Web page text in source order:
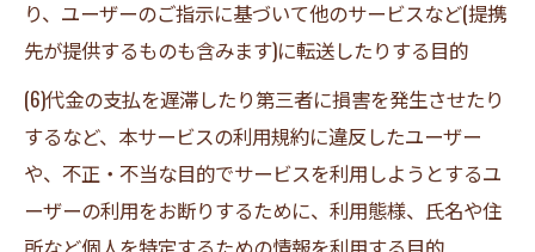
り、ユーザーのご指示に基づいて他のサービスなど(提携
先が提供するものも含みます)に転送したりする目的
(6)代金の支払を遅滞したり第三者に損害を発生させたり
するなど、本サービスの利用規約に違反したユーザー
や、不正・不当な目的でサービスを利用しようとするユ
ーザーの利用をお断りするために、利用態様、氏名や住